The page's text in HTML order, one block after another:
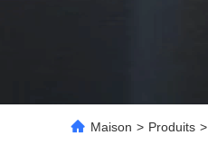
Maison > Produits >